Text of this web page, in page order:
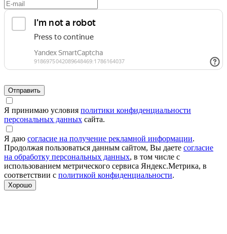
Я принимаю условия политики конфиденциальности
персональных данных сайта.
Я даю согласие на получение рекламной информации.
Продолжая пользоваться данным сайтом, Вы даете согласие
на обработку персональных данных, в том числе с
использованием метрического сервиса Яндекс.Метрика, в
соответствии с политикой конфиденциальности.
Хорошо